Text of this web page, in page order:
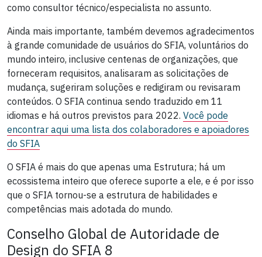
como consultor técnico/especialista no assunto.
Ainda mais importante, também devemos agradecimentos
à grande comunidade de usuários do SFIA, voluntários do
mundo inteiro, inclusive centenas de organizações, que
forneceram requisitos, analisaram as solicitações de
mudança, sugeriram soluções e redigiram ou revisaram
conteúdos. O SFIA continua sendo traduzido em 11
idiomas e há outros previstos para 2022. Você pode
encontrar aqui uma lista dos colaboradores e apoiadores
do SFIA
O SFIA é mais do que apenas uma Estrutura; há um
ecossistema inteiro que oferece suporte a ele, e é por isso
que o SFIA tornou-se a estrutura de habilidades e
competências mais adotada do mundo.
Conselho Global de Autoridade de
Design do SFIA 8